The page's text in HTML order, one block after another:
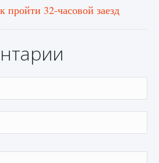
заклинание Крист в
из степей Тамура в
пройти 32-часовой заезд